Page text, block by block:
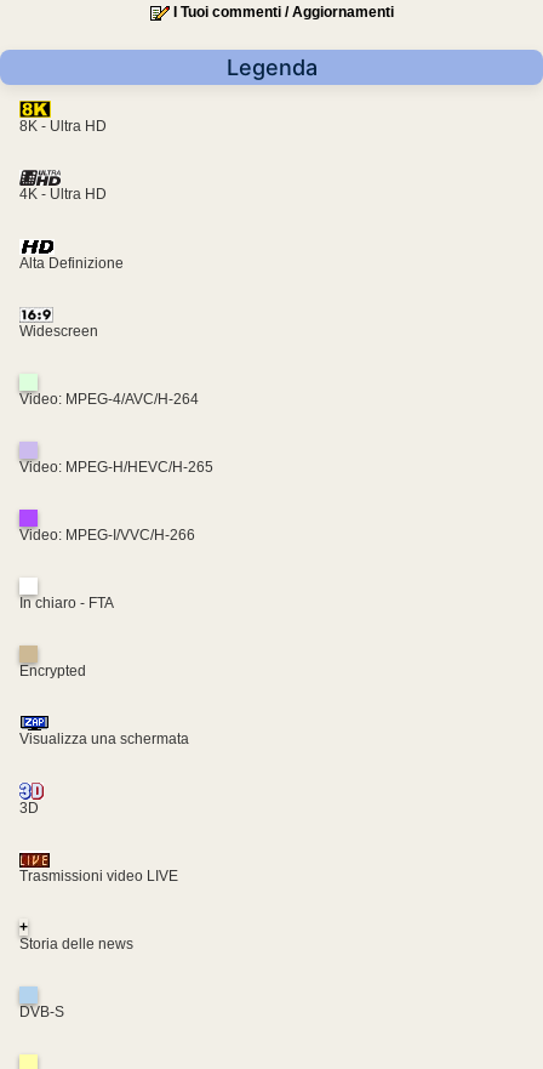
I Tuoi commenti / Aggiornamenti
Legenda
8K - Ultra HD
4K - Ultra HD
Alta Definizione
Widescreen
Video: MPEG-4/AVC/H-264
Video: MPEG-H/HEVC/H-265
Video: MPEG-I/VVC/H-266
In chiaro - FTA
Encrypted
Visualizza una schermata
3D
Trasmissioni video LIVE
+
Storia delle news
DVB-S